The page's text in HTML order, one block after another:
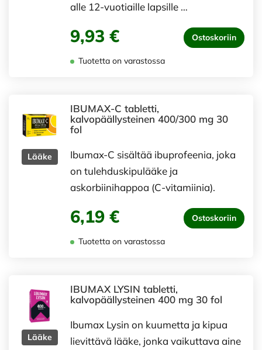
alle 12-vuotiaille lapsille …
9,93 € Ostoskoriin
Tuotetta on varastossa
Lääke
IBUMAX-C tabletti,
kalvopäällysteinen 400/300 mg 30
fol
Ibumax-C sisältää ibuprofeenia, joka
on tulehduskipulääke ja
askorbiinihappoa (C-vitamiinia).
6,19 € Ostoskoriin
Tuotetta on varastossa
Lääke
IBUMAX LYSIN tabletti,
kalvopäällysteinen 400 mg 30 fol
Ibumax Lysin on kuumetta ja kipua
lievittävä lääke, jonka vaikuttava aine